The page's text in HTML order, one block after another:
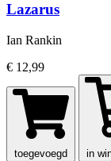
Lazarus
Ian Rankin
€ 12,99
toegevoegd in